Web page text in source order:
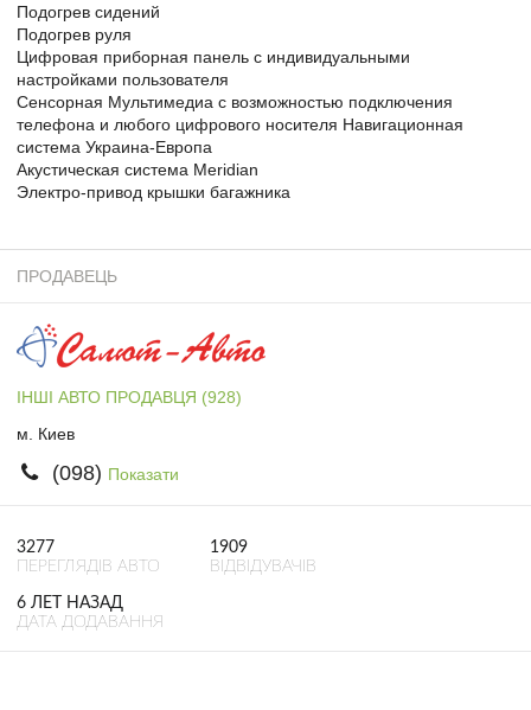
Подогрев сидений
Подогрев руля
Цифровая приборная панель с индивидуальными
настройками пользователя
Сенсорная Мультимедиа с возможностью подключения
телефона и любого цифрового носителя Навигационная
система Украина-Европа
Акустическая система Meridian
Электро-привод крышки багажника
ПРОДАВЕЦЬ
ІНШІ АВТО ПРОДАВЦЯ (928)
м. Киев
(098) Показати
3277
ПЕРЕГЛЯДІВ АВТО
1909
ВІДВІДУВАЧІВ
6 ЛЕТ НАЗАД
ДАТА ДОДАВАННЯ